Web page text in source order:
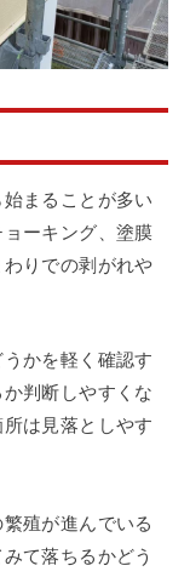
まることが多い
ーキング、塗膜
りでの剥がれや
かを軽く確認す
判断しやすくな
は見落としやす
殖が進んでいる
て落ちるかどう